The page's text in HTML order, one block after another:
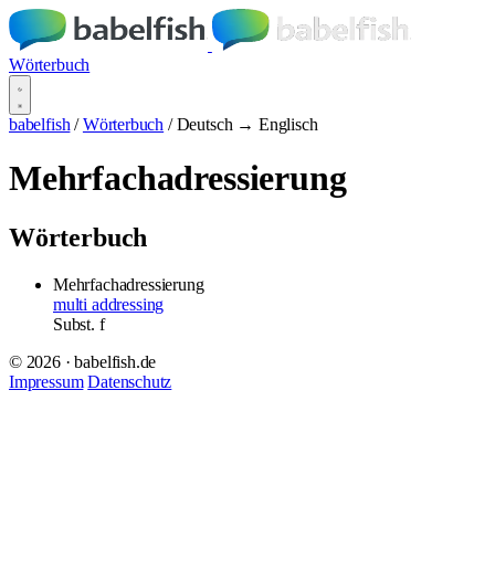
Wörterbuch
babelfish / Wörterbuch / Deutsch → Englisch
Mehrfachadressierung
Wörterbuch
Mehrfachadressierung
multi addressing
Subst. f
© 2026 · babelfish.de
Impressum Datenschutz